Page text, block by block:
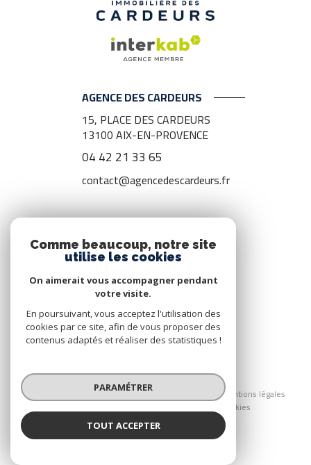
AGENCE DES CARDEURS
15, PLACE DES CARDEURS
13100AIX-EN-PROVENCE
04 42 21 33 65
contact@agencedescardeurs.fr
Nous adhérons
© 2026 | Tous droits réservés
Nos honoraires
Nos partenaires
Mentions légales
Cookies
Réalisé par :
Comme beaucoup, notre site
utilise les cookies
On aimerait vous accompagner pendant
votre visite.
En poursuivant, vous acceptez l'utilisation des
cookies par ce site, afin de vous proposer des
contenus adaptés et réaliser des statistiques !
PARAMÉTRER
TOUT ACCEPTER